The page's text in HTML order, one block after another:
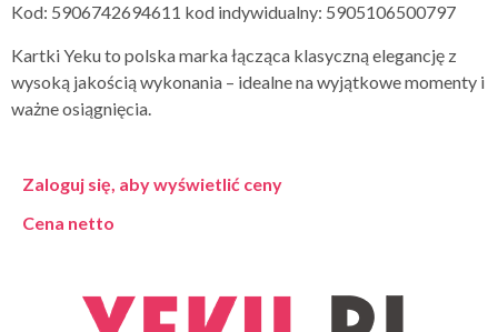
Kod: 5906742694611 kod indywidualny: 5905106500797
Kartki Yeku to polska marka łącząca klasyczną elegancję z
wysoką jakością wykonania – idealne na wyjątkowe momenty i
ważne osiągnięcia.
Zaloguj się, aby wyświetlić ceny
Cena netto